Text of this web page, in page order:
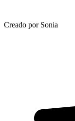
Creado por Sonia